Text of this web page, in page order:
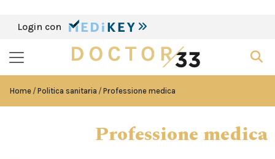
Login con
Home Politica sanitaria Professione medica
Professione medica